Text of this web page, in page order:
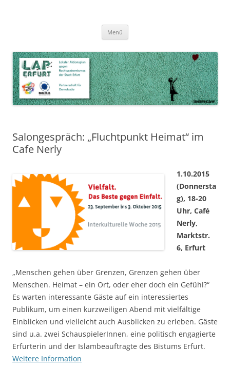
Lokaler Aktionsplan gegen Rechtsextremismus der Stadt Erfurt – Zur
Stärkung der Vielfalt, Toleranz und Demokratie
Menü
Salongespräch: „Fluchtpunkt Heimat“ im
Cafe Nerly
1.10.2015
(Donnersta
g), 18-20
Uhr, Café
Nerly,
Marktstr.
6, Erfurt
„Menschen gehen über Grenzen, Grenzen gehen über
Menschen. Heimat – ein Ort, oder eher doch ein Gefühl?“
Es warten interessante Gäste auf ein interessiertes
Publikum, um einen kurzweiligen Abend mit vielfältige
Einblicken und vielleicht auch Ausblicken zu erleben. Gäste
sind u.a. zwei SchauspielerInnen, eine politisch engagierte
Erfurterin und der Islambeauftragte des Bistums Erfurt.
Weitere Information